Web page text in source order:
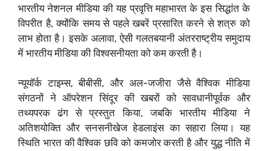
भारतीय नेशनल मीडिया की यह प्रवृत्ति महाभारत के इस सिद्धांत के
विपरीत है, क्योंकि समय से पहले खबरें प्रसारित करने से शत्रु को
लाभ होता है। इसके अलावा, ऐसी गलतबयानी अंतरराष्ट्रीय समुदाय
में भारतीय मीडिया की विश्वसनीयता को कम करती है।
न्यूयॉर्क टाइम्स, बीबीसी, और अल-जजीरा जैसे वैश्विक मीडिया
संगठनों ने ऑपरेशन सिंदूर की खबरों को सावधानीपूर्वक और
तथ्यपरक ढंग से प्रस्तुत किया, जबकि भारतीय मीडिया ने
अतिशयोक्ति और सनसनीखेज हेडलाइंस का सहारा लिया। यह
स्थिति भारत की वैश्विक छवि को कमजोर करती है और युद्ध नीति में